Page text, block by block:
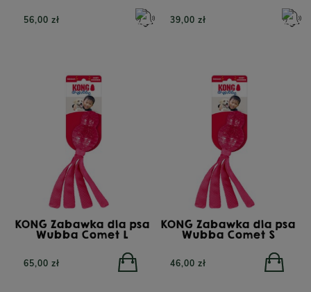
56,00 zł 39,00 zł
KONG Zabawka dla psa
Wubba Comet L
65,00 zł
KONG Zabawka dla psa
Wubba Comet S
46,00 zł